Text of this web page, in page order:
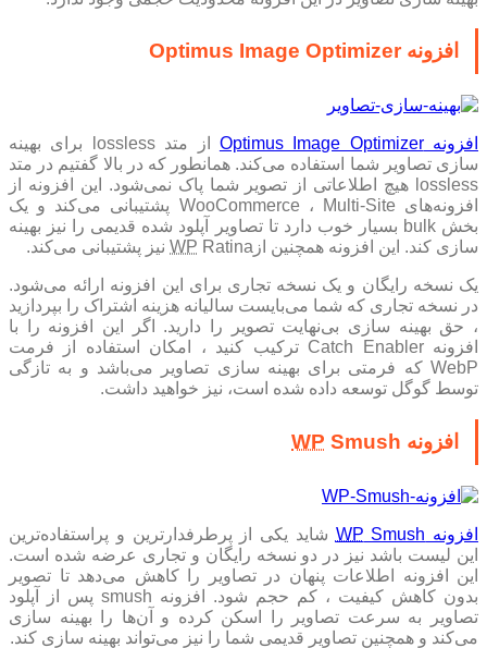
افزونه Optimus Image Optimizer
افزونه Optimus Image Optimizer
از متد lossless برای بهینه
سازی تصاویر شما استفاده می‌کند. همانطور که در بالا گفتیم در متد
lossless هیچ اطلاعاتی از تصویر شما پاک نمی‌شود. این افزونه از
افزونه‌های WooCommerce ، Multi-Site پشتیبانی می‌کند و یک
بخش bulk بسیار خوب دارد تا تصاویر آپلود شده قدیمی را نیز بهینه
سازی کند. این افزونه همچنین از
WP Ratina‌ نیز پشتیبانی می‌کند.
یک نسخه رایگان و یک نسخه تجاری برای این افزونه ارائه می‌شود.
در نسخه تجاری که شما می‌بایست سالیانه هزینه اشتراک را بپردازید
، حق بهینه سازی بی‌نهایت تصویر را دارید. اگر این افزونه را با
افزونه Catch Enabler ترکیب کنید ، امکان استفاده از فرمت
WebP که فرمتی برای بهینه سازی تصاویر می‌باشد و به تازگی
توسط گوگل توسعه داده شده است، نیز خواهید داشت.
افزونه WP Smush
افزونه WP Smush
شاید یکی از پرطرفدار‌ترین و پراستفاده‌ترین
این لیست باشد نیز در دو نسخه رایگان و تجاری عرضه شده است.
این افزونه اطلاعات پنهان در تصاویر را کاهش می‌دهد تا تصویر
بدون کاهش کیفیت ، کم حجم شود. افزونه smush پس از آپلود
تصاویر به سرعت تصاویر را اسکن کرده و آن‌ها را بهینه سازی
می‌کند و همچنین تصاویر قدیمی شما را نیز می‌تواند بهینه سازی کند.